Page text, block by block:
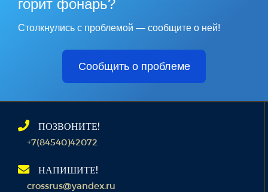
горит фонарь?
Столкнулись с проблемой — сообщите о ней!
Сообщить о проблеме
ПОЗВОНИТЕ!
+7(84540)42072
НАПИШИТЕ!
crossrus@yandex.ru